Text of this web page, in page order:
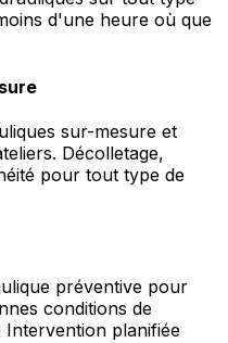
d'une heure où que
sur-mesure et
Décolletage,
pour tout type de
préventive pour
conditions de
planifiée